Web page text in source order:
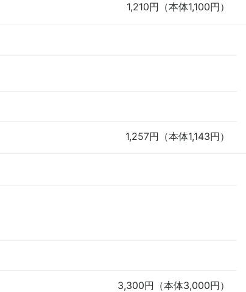
1,210円（本体1,100円）
1,257円（本体1,143円）
3,300円（本体3,000円）